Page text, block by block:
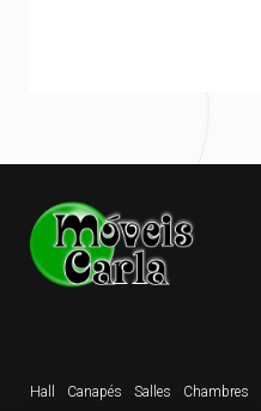
Hall Canapés Salles Chambres